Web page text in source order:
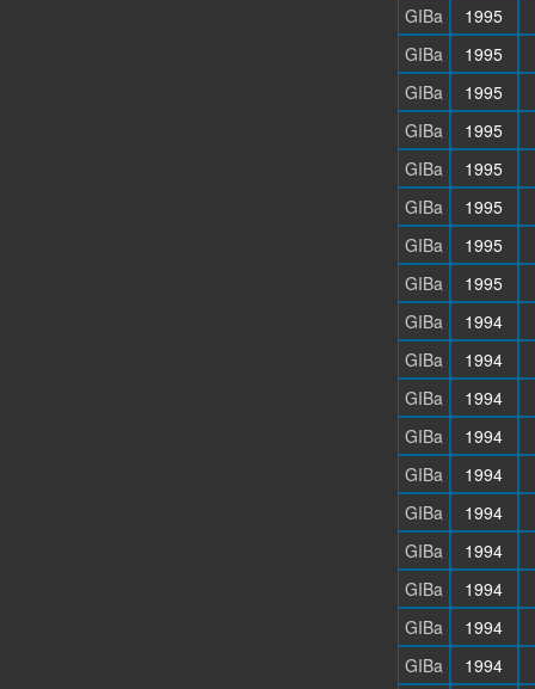
GIBa
1995
GIBa
1995
GIBa
1995
GIBa
1995
GIBa
1995
GIBa
1995
GIBa
1995
GIBa
1995
GIBa
1994
GIBa
1994
GIBa
1994
GIBa
1994
GIBa
1994
GIBa
1994
GIBa
1994
GIBa
1994
GIBa
1994
GIBa
1994